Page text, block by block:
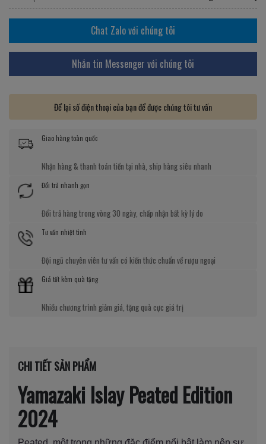
Chat Zalo với chúng tôi
Nhắn tin Messenger với chúng tôi
Để lại số điện thoại của bạn để được chúng tôi tư vấn
Giao hàng toàn quốc
Nhận hàng & thanh toán tiền tại nhà, ship hàng siêu nhanh
Đổi trả nhanh gọn
Đổi trả hàng trong vòng 30 ngày, chấp nhận bất kỳ lý do
Tư vấn nhiệt tình
Đội ngũ chuyên viên tư vấn có kiến thức chuẩn về rượu ngoại
Giá tốt kèm quà tặng
Nhiều chương trình giảm giá, tặng quà cực giá trị
CHI TIẾT SẢN PHẨM
Yamazaki Islay Peated Edition
2024